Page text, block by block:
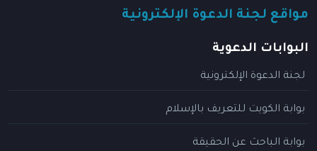
مواقع لجنة الدعوة الإلكترونية
البوابات الدعوية
لجنة الدعوة الإلكترونية
بوابة الكويت للتعريف بالإسلام
بوابة الباحث عن الحقيقة